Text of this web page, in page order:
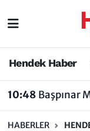
Hendek Haber
10:48 Başpınar
HABERLER
Hendek Haber
Sakarya
Hendek
Siyaset
Sakarya
Sakarya